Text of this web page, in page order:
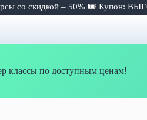
со скидкой – 50% 🎟 Купон:
классы по доступным ценам!